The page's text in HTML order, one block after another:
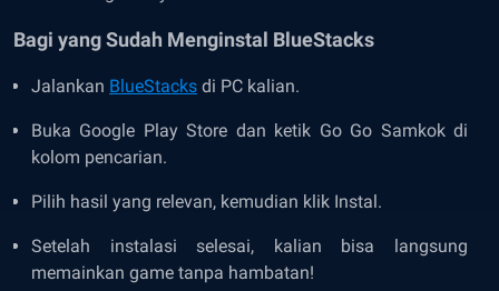
Bagi yang Sudah Menginstal BlueStacks
Jalankan BlueStacks di PC kalian.
Buka Google Play Store dan ketik Go Go Samkok di
kolom pencarian.
Pilih hasil yang relevan, kemudian klik Instal.
Setelah instalasi selesai, kalian bisa langsung
memainkan game tanpa hambatan!